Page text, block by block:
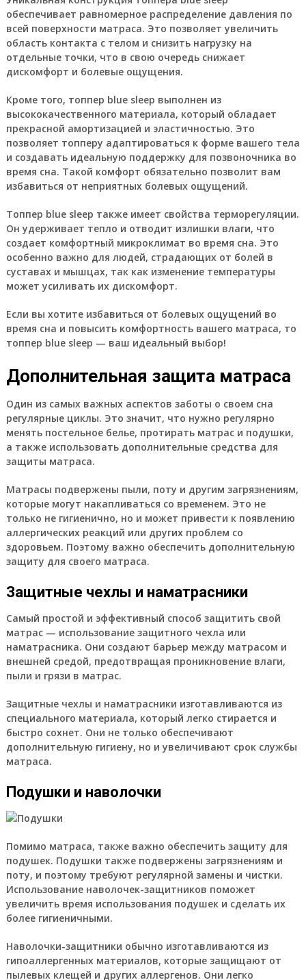
обеспечивает равномерное распределение давления по
всей поверхности матраса. Это позволяет увеличить
область контакта с телом и снизить нагрузку на
отдельные точки, что в свою очередь снижает
дискомфорт и болевые ощущения.
Кроме того, топпер blue sleep выполнен из
высококачественного материала, который обладает
прекрасной амортизацией и эластичностью. Это
позволяет топперу адаптироваться к форме вашего тела
и создавать идеальную поддержку для позвоночника во
время сна. Такой комфорт обязательно позволит вам
избавиться от неприятных болевых ощущений.
Топпер blue sleep также имеет свойства терморегуляции.
Он удерживает тепло и отводит излишки влаги, что
создает комфортный микроклимат во время сна. Это
особенно важно для людей, страдающих от болей в
суставах и мышцах, так как изменение температуры
может усиливать их дискомфорт.
Если вы хотите избавиться от болевых ощущений во
время сна и повысить комфортность вашего матраса, то
топпер blue sleep — ваш идеальный выбор!
Дополнительная защита матраса
Один из самых важных аспектов заботы о своем сна
регулярные циклы. Это значит, что нужно регулярно
менять постельное белье, протирать матрас и подушки,
а также использовать дополнительные средства для
защиты матраса.
Матрасы подвержены пыли, поту и другим загрязнениям,
которые могут накапливаться со временем. Это не
только не гигиенично, но и может привести к появлению
аллергических реакций или других проблем со
здоровьем. Поэтому важно обеспечить дополнительную
защиту для своего матраса.
Защитные чехлы и наматрасники
Самый простой и эффективный способ защитить свой
матрас — использование защитного чехла или
наматрасника. Они создают барьер между матрасом и
внешней средой, предотвращая проникновение влаги,
пыли и грязи в матрас.
Защитные чехлы и наматрасники изготавливаются из
специального материала, который легко стирается и
быстро сохнет. Они не только обеспечивают
дополнительную гигиену, но и увеличивают срок службы
матраса.
Подушки и наволочки
Помимо матраса, также важно обеспечить защиту для
подушек. Подушки также подвержены загрязнениям и
поту, и поэтому требуют регулярной замены и чистки.
Использование наволочек-защитников поможет
увеличить время использования подушек и сделать их
более гигиеничными.
Наволочки-защитники обычно изготавливаются из
гипоаллергенных материалов, которые защищают от
пылевых клещей и других аллергенов. Они легко